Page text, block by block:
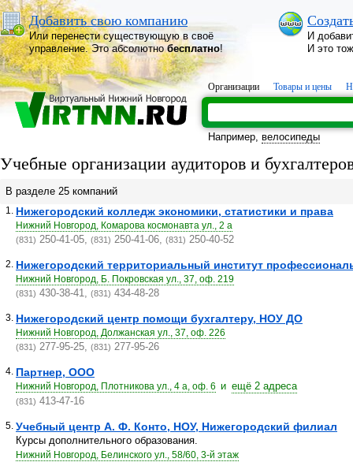
Добавить свою компанию
Или перенести существующую в своё
управление. Это абсолютнобесплатно!
И
И это
Организации Товары и цены
Например, велосипеды
Учебные организации аудиторов и
В разделе 25 компаний
1. Нижегородский колледж экономики, статистики и права
Нижний Новгород, Комарова космонавта ул., 2 а
(831) 250-41-05, (831) 250-41-06, (831) 250-40-52
2. Нижегородский территориальный институт
Нижний Новгород, Б. Покровская ул., 37, оф. 219
(831) 430-38-41, (831) 434-48-28
3. Нижегородский центр помощи бухгалтеру, НОУ ДО
Нижний Новгород, Должанская ул., 37, оф. 226
(831) 277-95-25, (831) 277-95-26
4. Партнер, ООО
Нижний Новгород, Плотникова ул., 4 а, оф. 6 и ещё 2 адреса
(831) 413-47-16
5. Учебный центр А. Ф. Конто, НОУ, Нижегородский филиал
Курсы дополнительного образования.
Нижний Новгород, Белинского ул., 58/60, 3-й этаж